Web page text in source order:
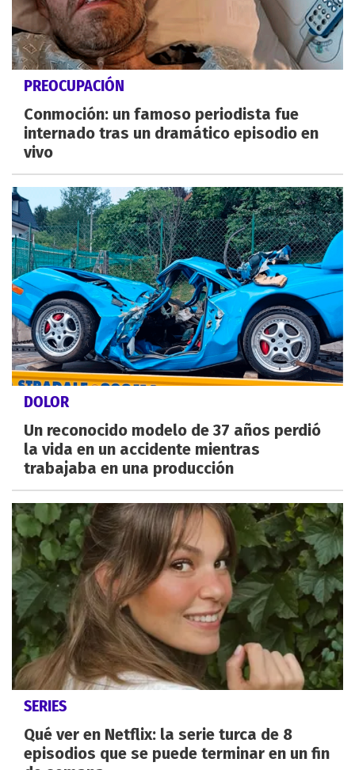
PREOCUPACIÓN
Conmoción: un famoso periodista fue
internado tras un dramático episodio en
vivo
DOLOR
Un reconocido modelo de 37 años perdió
la vida en un accidente mientras
trabajaba en una producción
SERIES
Qué ver en Netflix: la serie turca de 8
episodios que se puede terminar en un fin